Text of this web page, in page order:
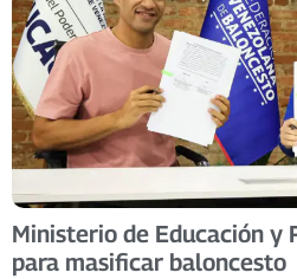
Ministerio de Educación y
para masificar baloncesto